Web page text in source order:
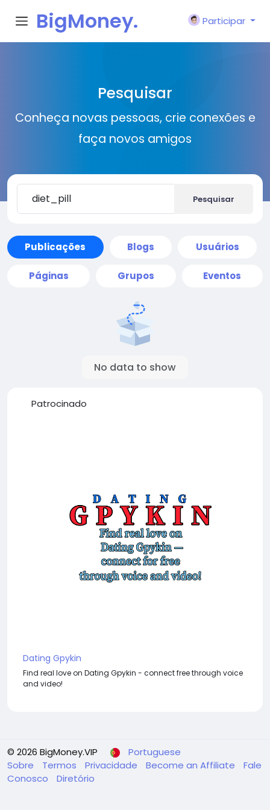
BigMoney.
Participar
Pesquisar
Conheça novas pessoas, crie conexões e
faça novos amigos
Pesquisar
Publicações Blogs Usuários
Páginas Grupos Eventos
No data to show
Patrocinado
Dating Gpykin
Find real love on Dating Gpykin - connect free through voice
and video!
© 2026 BigMoney.VIP
Portuguese
Sobre
Termos Privacidade Become an Affiliate
Fale
Conosco
Diretório